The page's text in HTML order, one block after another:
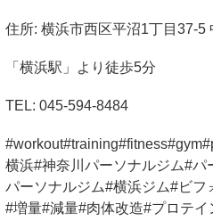
住所: 横浜市西区平沼1丁目 37-5
「横浜駅」より徒歩5分
TEL: 045-594-8484
#workout#training#fitness#gym
横浜#神奈川パーソナルジム#パ
パーソナルジム#横浜ジム#ビフ
#増量#減量#肉体改造#プロテイ